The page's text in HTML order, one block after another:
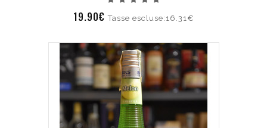
19.90€Tasse escluse:16.31€